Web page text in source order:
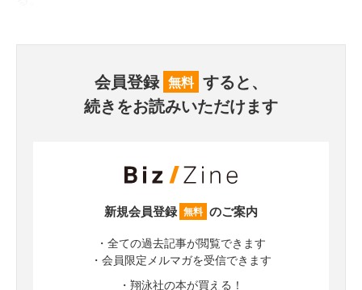
会員登録 無料 すると、
続きをお読みいただけます
新規会員登録 無料 のご案内
・全ての過去記事が閲覧できます
・会員限定メルマガを受信できます
・翔泳社の本が買える！